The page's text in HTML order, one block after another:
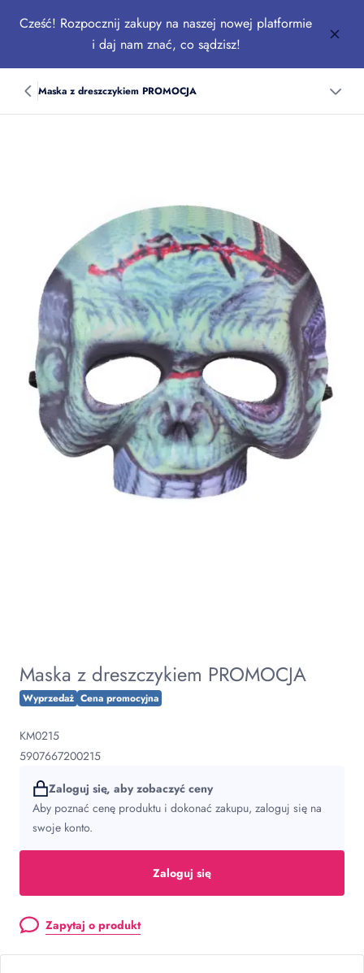
Cześć! Rozpocznij zakupy na naszej nowej platformie
i daj nam znać, co sądzisz!
Maska z dreszczykiem PROMOCJA
Maska z dreszczykiem PROMOCJA
Wyprzedaż Cena promocyjna
KM0215
5907667200215
Zaloguj się, aby zobaczyć ceny
Aby poznać cenę produktu i dokonać zakupu, zaloguj się na
swoje konto.
Zaloguj się
Zapytaj o produkt